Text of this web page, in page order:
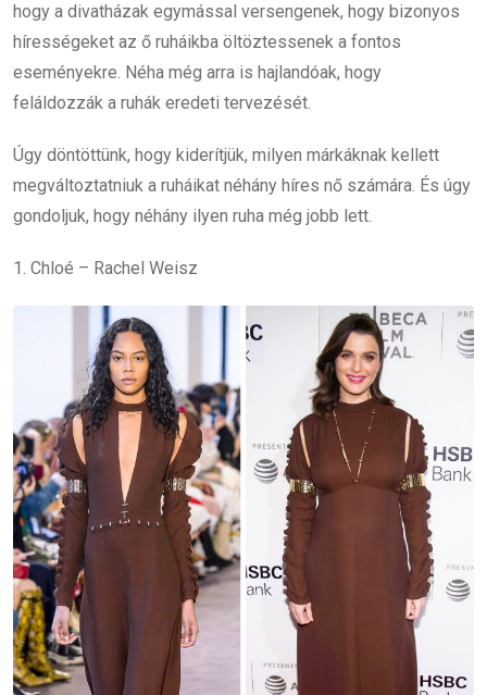
hogy a divatházak egymással versengenek, hogy bizonyos
hírességeket az ő ruháikba öltöztessenek a fontos
eseményekre. Néha még arra is hajlandóak, hogy
feláldozzák a ruhák eredeti tervezését.
Úgy döntöttünk, hogy kiderítjük, milyen márkáknak kellett
megváltoztatniuk a ruháikat néhány híres nő számára. És úgy
gondoljuk, hogy néhány ilyen ruha még jobb lett.
1. Chloé – Rachel Weisz